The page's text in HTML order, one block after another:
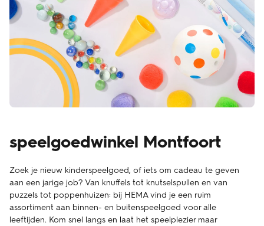
speelgoedwinkel Montfoort
Zoek je nieuw kinderspeelgoed, of iets om cadeau te geven
aan een jarige job? Van knuffels tot knutselspullen en van
puzzels tot poppenhuizen: bij HEMA vind je een ruim
assortiment aan binnen- en buitenspeelgoed voor alle
leeftijden. Kom snel langs en laat het speelplezier maar